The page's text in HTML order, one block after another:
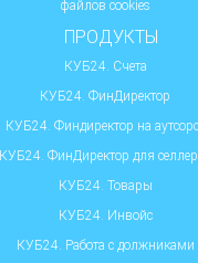
файлов cookies
ПРОДУКТЫ
КУБ24. Счета
КУБ24. ФинДиректор
КУБ24. Финдиректор на
КУБ24. ФинДиректор для
КУБ24. Товары
КУБ24. Инвойс
КУБ24. Работа с должниками